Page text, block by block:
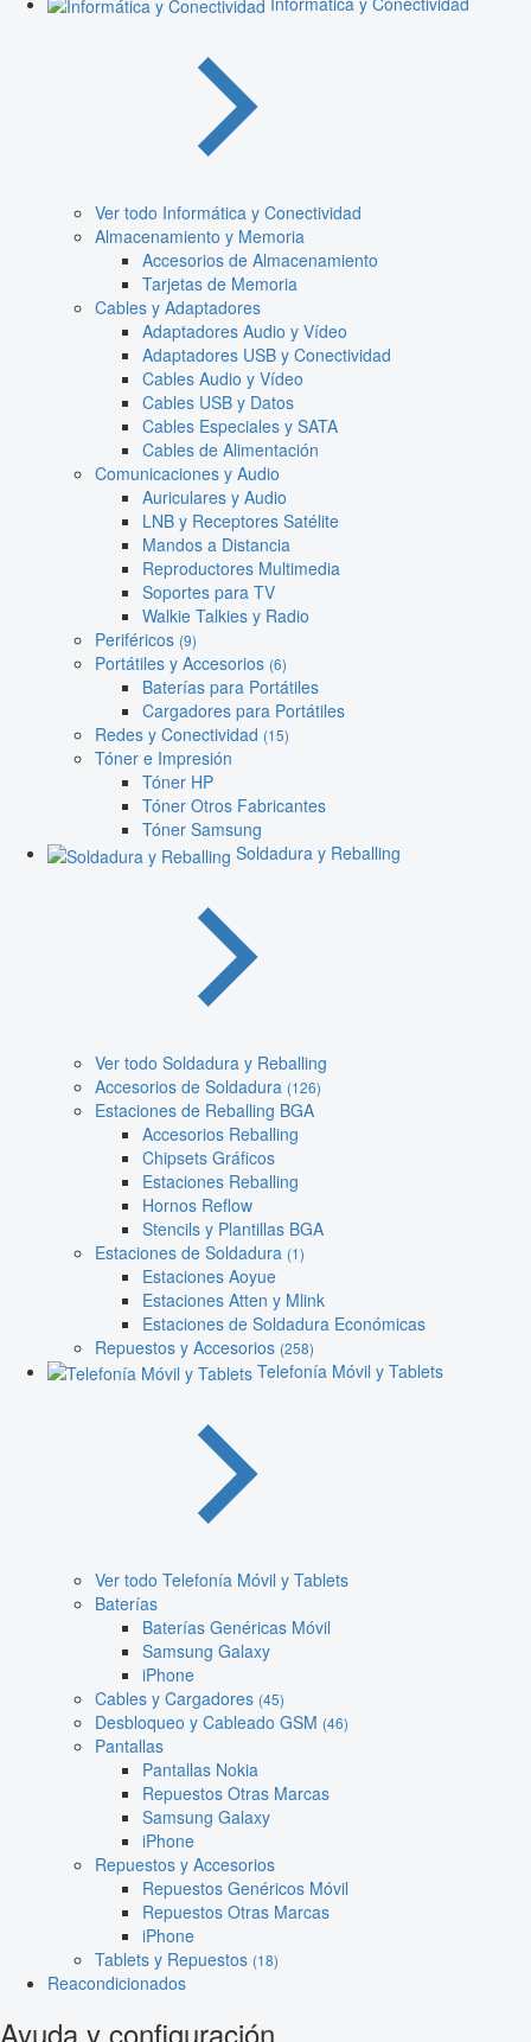
Ver todo Informática y Conectividad
Almacenamiento y Memoria
Accesorios de Almacenamiento
Tarjetas de Memoria
Cables y Adaptadores
Adaptadores Audio y Vídeo
Adaptadores USB y Conectividad
Cables Audio y Vídeo
Cables USB y Datos
Cables Especiales y SATA
Cables de Alimentación
Comunicaciones y Audio
Auriculares y Audio
LNB y Receptores Satélite
Mandos a Distancia
Reproductores Multimedia
Soportes para TV
Walkie Talkies y Radio
Periféricos (9)
Portátiles y Accesorios (6)
Baterías para Portátiles
Cargadores para Portátiles
Redes y Conectividad (15)
Tóner e Impresión
Tóner HP
Tóner Otros Fabricantes
Tóner Samsung
Soldadura y Reballing
Ver todo Soldadura y Reballing
Accesorios de Soldadura (126)
Estaciones de Reballing BGA
Accesorios Reballing
Chipsets Gráficos
Estaciones Reballing
Hornos Reflow
Stencils y Plantillas BGA
Estaciones de Soldadura (1)
Estaciones Aoyue
Estaciones Atten y Mlink
Estaciones de Soldadura Económicas
Repuestos y Accesorios (258)
Telefonía Móvil y Tablets
Ver todo Telefonía Móvil y Tablets
Baterías
Baterías Genéricas Móvil
Samsung Galaxy
iPhone
Cables y Cargadores (45)
Desbloqueo y Cableado GSM (46)
Pantallas
Pantallas Nokia
Repuestos Otras Marcas
Samsung Galaxy
iPhone
Repuestos y Accesorios
Repuestos Genéricos Móvil
Repuestos Otras Marcas
iPhone
Tablets y Repuestos (18)
Reacondicionados
Ayuda y configuración